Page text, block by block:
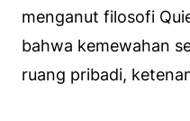
menganut filosofi
bahwa kemewahan
ruang pribadi,